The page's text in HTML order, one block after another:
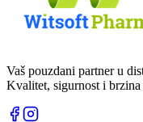
Vaš pouzdani partner u
Kvalitet, sigurnost i